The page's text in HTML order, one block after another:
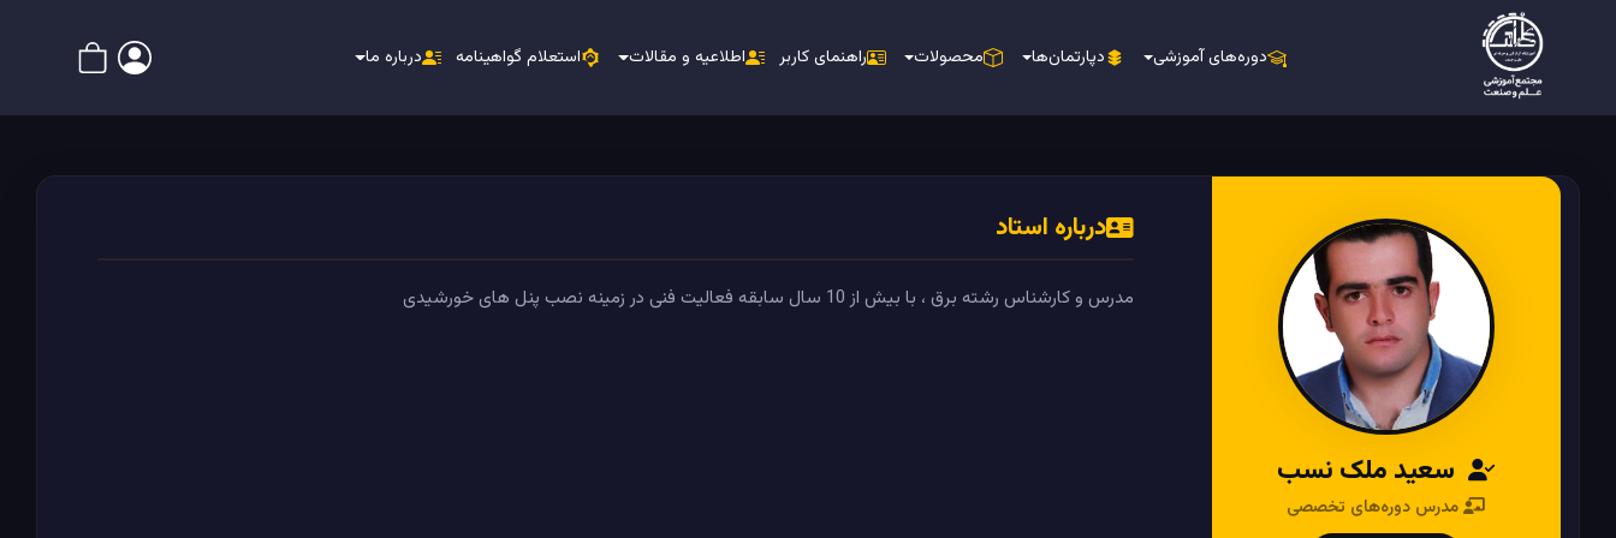
دوره‌های آموزشی دپارتمان‌ها محصولات راهنمای کاربر اطلاعیه و مقالات استعلام گواهینامه درباره ما
سعید ملک نسب
مدرس دوره‌های تخصصی
درباره استاد
مدرس و کارشناس رشته برق ، با بیش از 10 سال سابقه فعالیت فنی در زمینه نصب پنل های خورشیدی